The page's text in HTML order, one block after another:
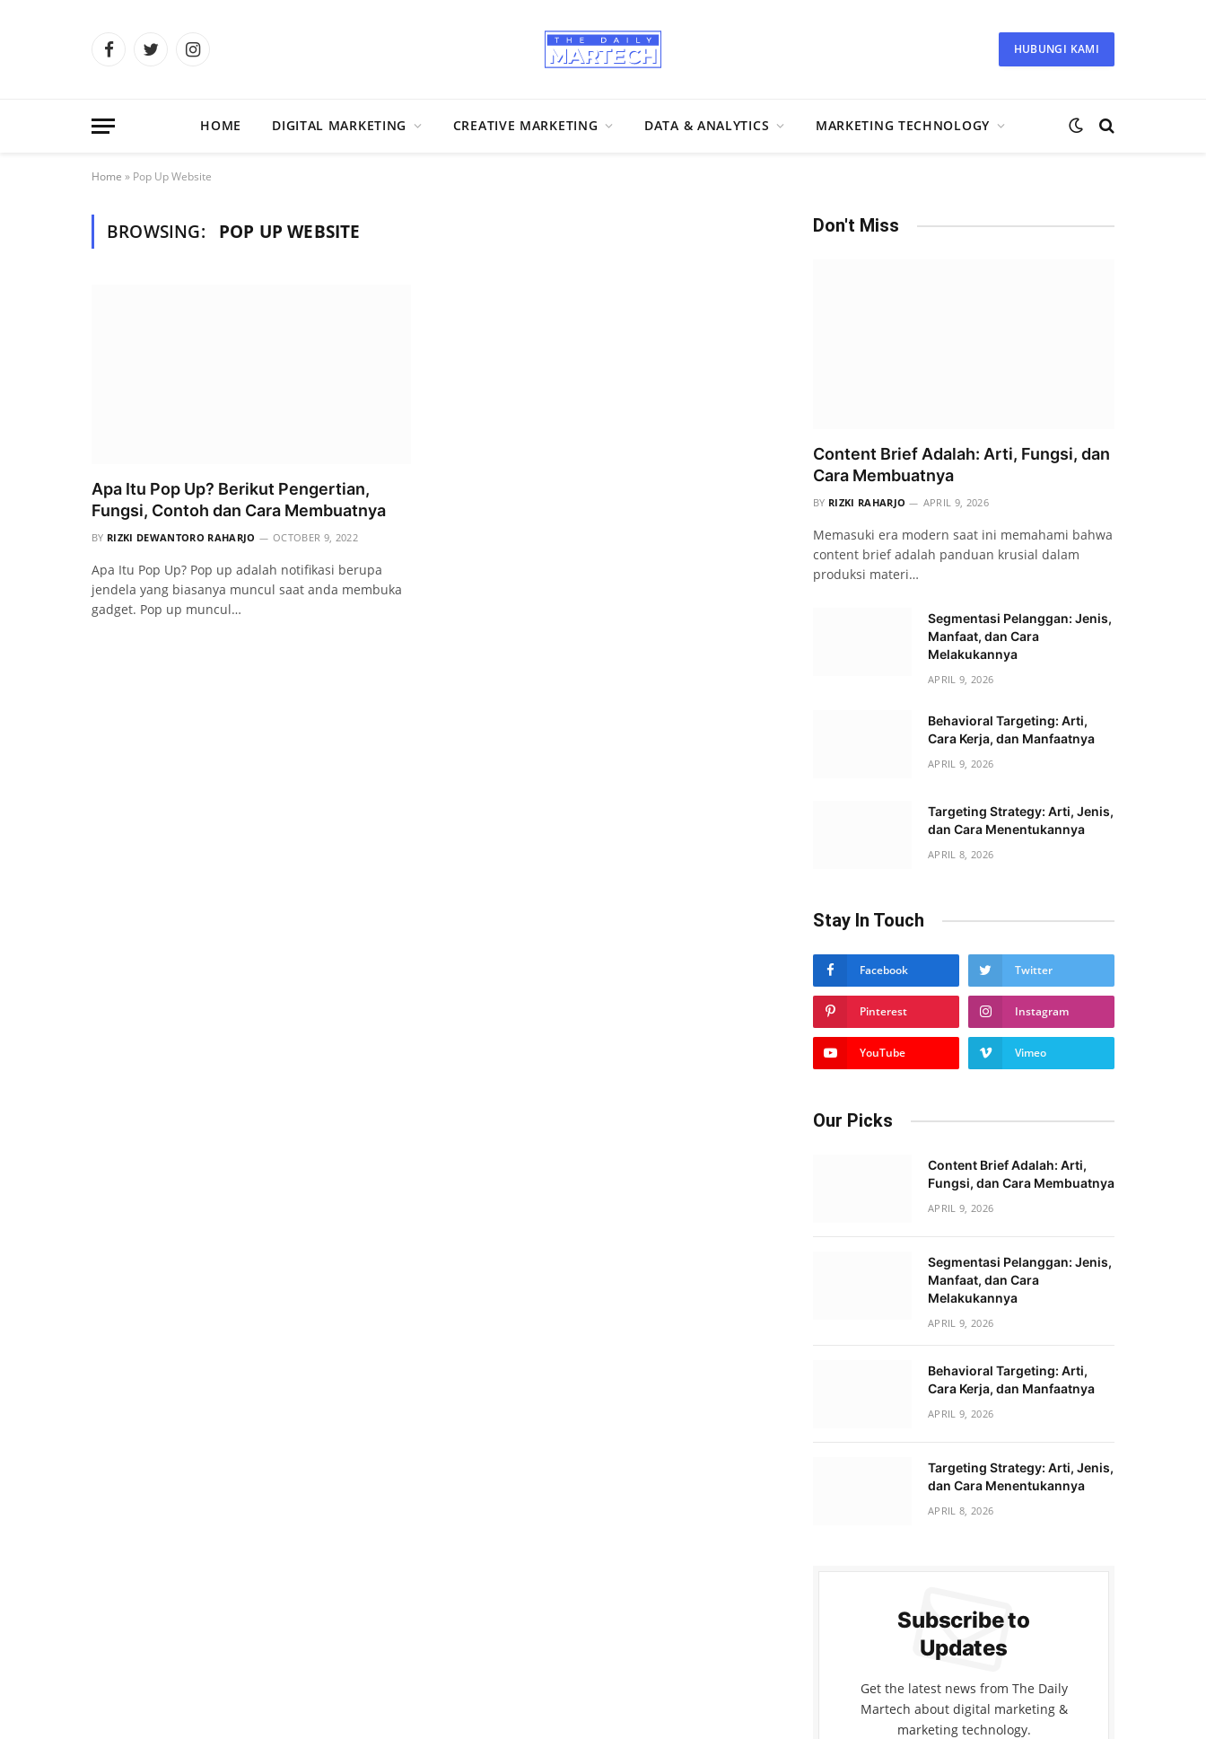
FacebookTwitterInstagram HUBUNGI KAMI
HOME DIGITAL MARKETING CREATIVE MARKETING DATA & ANALYTICS MARKETING TECHNOLOGY
Home » Pop Up Website
BROWSING: POP UP WEBSITE
Apa Itu Pop Up? Berikut Pengertian,
Fungsi, Contoh dan Cara Membuatnya
BY RIZKI DEWANTORO RAHARJO OCTOBER 9, 2022
Apa Itu Pop Up? Pop up adalah notifikasi berupa
jendela yang biasanya muncul saat anda membuka
gadget. Pop up muncul…
Don't Miss
Content Brief Adalah: Arti, Fungsi, dan
Cara Membuatnya
BY RIZKI RAHARJO APRIL 9, 2026
Memasuki era modern saat ini memahami bahwa
content brief adalah panduan krusial dalam
produksi materi…
Segmentasi Pelanggan: Jenis,
Manfaat, dan Cara
Melakukannya
APRIL 9, 2026
Behavioral Targeting: Arti,
Cara Kerja, dan Manfaatnya
APRIL 9, 2026
Targeting Strategy: Arti, Jenis,
dan Cara Menentukannya
APRIL 8, 2026
Stay In Touch
Facebook Twitter
Pinterest Instagram
YouTube Vimeo
Our Picks
Content Brief Adalah: Arti,
Fungsi, dan Cara Membuatnya
APRIL 9, 2026
Segmentasi Pelanggan: Jenis,
Manfaat, dan Cara
Melakukannya
APRIL 9, 2026
Behavioral Targeting: Arti,
Cara Kerja, dan Manfaatnya
APRIL 9, 2026
Targeting Strategy: Arti, Jenis,
dan Cara Menentukannya
APRIL 8, 2026
Subscribe to
Updates
Get the latest news from The Daily
Martech about digital marketing &
marketing technology.